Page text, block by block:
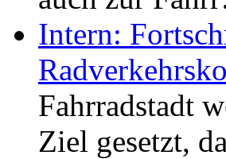
Intern:
Fahrradstadt
Ziel gesetzt,